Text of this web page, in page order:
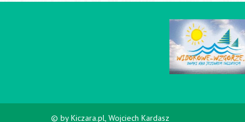
© by Kiczara.pl, Wojciech Kardasz